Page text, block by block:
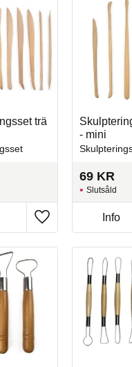
trä
Lägg till i favoriter
- mini
69KR
Slutsåld
Info